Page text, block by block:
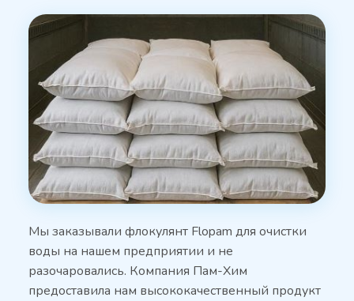
Мы заказывали флокулянт Flopam для очистки
воды на нашем предприятии и не
разочаровались. Компания Пам-Хим
предоставила нам высококачественный продукт